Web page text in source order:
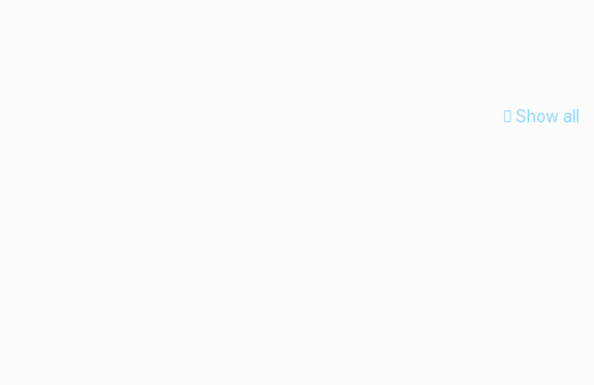
Show all